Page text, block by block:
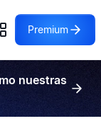
Premium
nuestras